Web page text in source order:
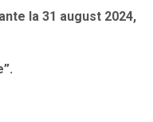
la 31 august 2024,